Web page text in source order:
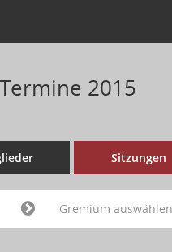
2015
Sitzungen
Gremium auswählen